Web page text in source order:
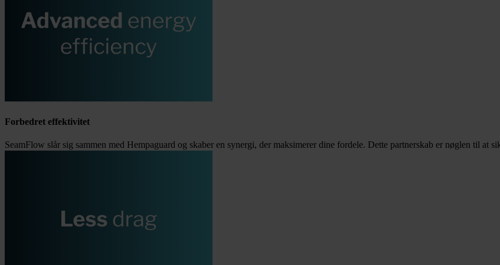
Forbedret effektivitet
SeamFlow slår sig sammen med Hempaguard og skaber en synergi, der maksimerer dine fordele. Dette partnerskab er nøglen til at